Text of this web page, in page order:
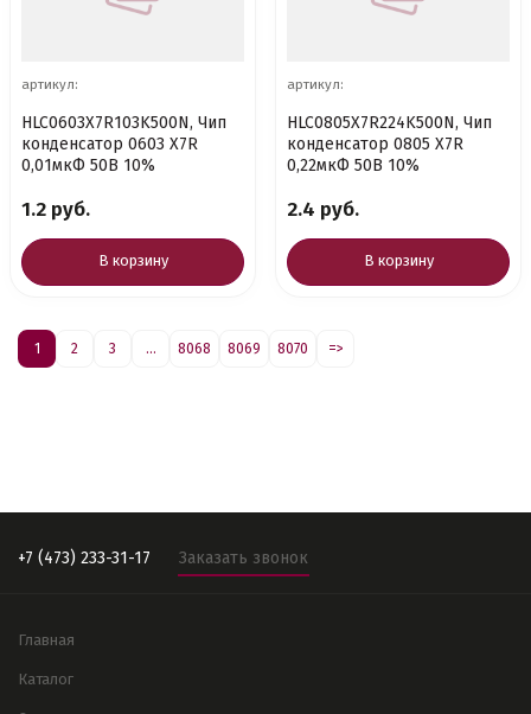
артикул:
HLC0603X7R103K500N, Чип
конденсатор 0603 X7R
0,01мкФ 50В 10%
1.2 руб.
В корзину
артикул:
HLC0805X7R224K500N, Чип
конденсатор 0805 X7R
0,22мкФ 50В 10%
2.4 руб.
В корзину
1 2 3 ... 8068 8069 8070 =>
+7 (473) 233-31-17 Заказать звонок
Главная
Каталог